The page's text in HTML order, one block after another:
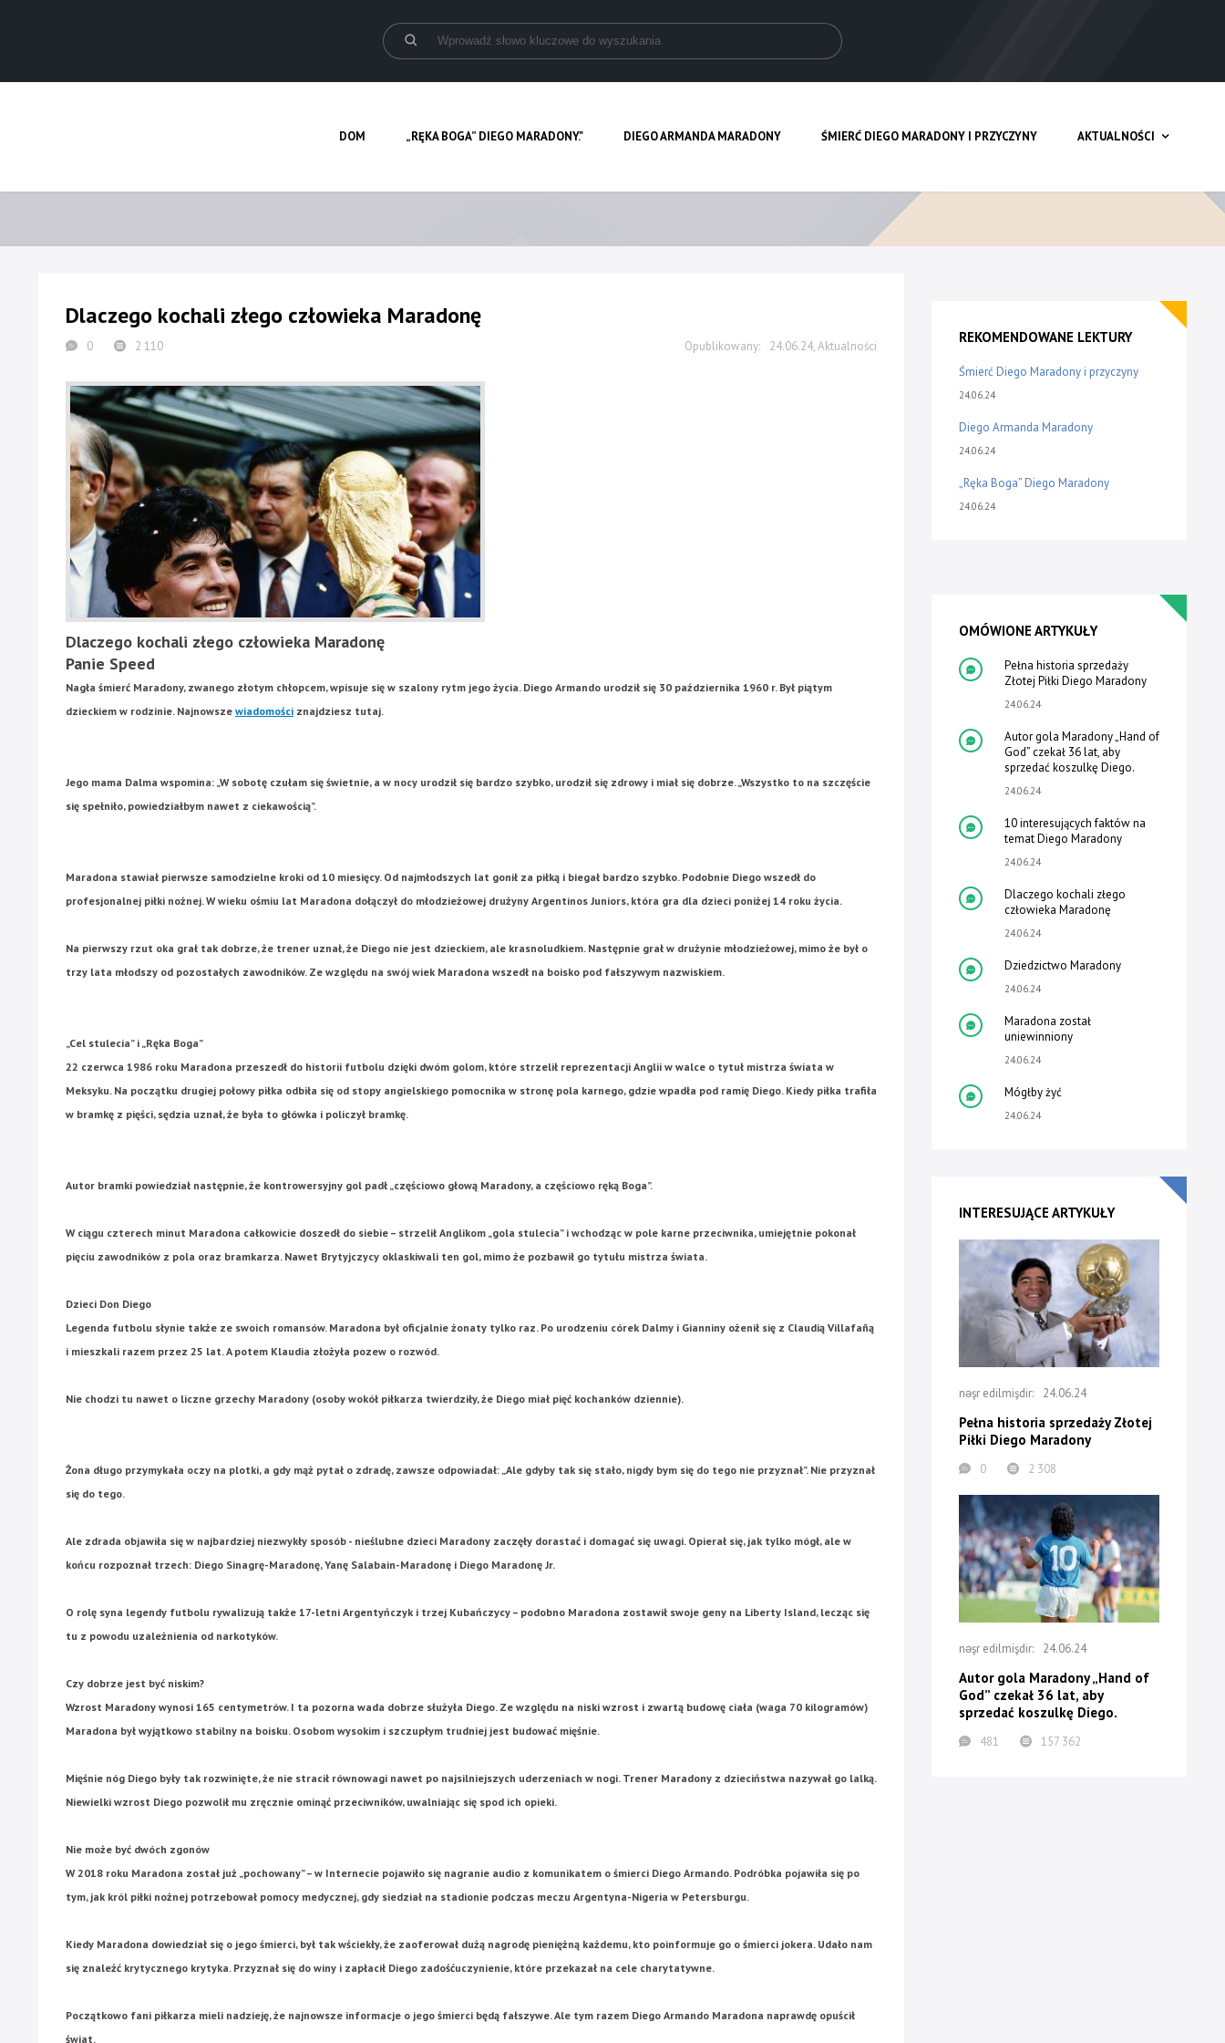
DOM „RĘKA BOGA” DIEGO MARADONY." DIEGO ARMANDA MARADONY ŚMIERĆ DIEGO MARADONY I PRZYCZYNY AKTUALNOŚCI
Dlaczego kochali złego człowieka Maradonę
24.06.24,Aktualności
0 2 110
Dlaczego kochali złego człowieka Maradonę
Panie Speed
Nagła śmierć Maradony, zwanego złotym chłopcem, wpisuje się w szalony rytm jego życia. Diego Armando urodził się 30 października 1960 r. Był piątym
dzieckiem w rodzinie. Najnowsze wiadomości znajdziesz tutaj.
Jego mama Dalma wspomina: „W sobotę czułam się świetnie, a w nocy urodził się bardzo szybko, urodził się zdrowy i miał się dobrze. „Wszystko to na szczęście
się spełniło, powiedziałbym nawet z ciekawością”.
Maradona stawiał pierwsze samodzielne kroki od 10 miesięcy. Od najmłodszych lat gonił za piłką i biegał bardzo szybko. Podobnie Diego wszedł do
profesjonalnej piłki nożnej. W wieku ośmiu lat Maradona dołączył do młodzieżowej drużyny Argentinos Juniors, która gra dla dzieci poniżej 14 roku życia.
Na pierwszy rzut oka grał tak dobrze, że trener uznał, że Diego nie jest dzieckiem, ale krasnoludkiem. Następnie grał w drużynie młodzieżowej, mimo że był o
trzy lata młodszy od pozostałych zawodników. Ze względu na swój wiek Maradona wszedł na boisko pod fałszywym nazwiskiem.
„Cel stulecia” i „Ręka Boga”
22 czerwca 1986 roku Maradona przeszedł do historii futbolu dzięki dwóm golom, które strzelił reprezentacji Anglii w walce o tytuł mistrza świata w
Meksyku. Na początku drugiej połowy piłka odbiła się od stopy angielskiego pomocnika w stronę pola karnego, gdzie wpadła pod ramię Diego. Kiedy piłka trafiła
w bramkę z pięści, sędzia uznał, że była to główka i policzył bramkę.
Autor bramki powiedział następnie, że kontrowersyjny gol padł „częściowo głową Maradony, a częściowo ręką Boga”.
W ciągu czterech minut Maradona całkowicie doszedł do siebie – strzelił Anglikom „gola stulecia” i wchodząc w pole karne przeciwnika, umiejętnie pokonał
pięciu zawodników z pola oraz bramkarza. Nawet Brytyjczycy oklaskiwali ten gol, mimo że pozbawił go tytułu mistrza świata.
Dzieci Don Diego
Legenda futbolu słynie także ze swoich romansów. Maradona był oficjalnie żonaty tylko raz. Po urodzeniu córek Dalmy i Gianniny ożenił się z Claudią Villafañą
i mieszkali razem przez 25 lat. A potem Klaudia złożyła pozew o rozwód.
Nie chodzi tu nawet o liczne grzechy Maradony (osoby wokół piłkarza twierdziły, że Diego miał pięć kochanków dziennie).
Żona długo przymykała oczy na plotki, a gdy mąż pytał o zdradę, zawsze odpowiadał: „Ale gdyby tak się stało, nigdy bym się do tego nie przyznał”. Nie przyznał
się do tego.
Ale zdrada objawiła się w najbardziej niezwykły sposób - nieślubne dzieci Maradony zaczęły dorastać i domagać się uwagi. Opierał się, jak tylko mógł, ale w
końcu rozpoznał trzech: Diego Sinagrę-Maradonę, Yanę Salabain-Maradonę i Diego Maradonę Jr.
O rolę syna legendy futbolu rywalizują także 17-letni Argentyńczyk i trzej Kubańczycy – podobno Maradona zostawił swoje geny na Liberty Island, lecząc się
tu z powodu uzależnienia od narkotyków.
Czy dobrze jest być niskim?
Wzrost Maradony wynosi 165 centymetrów. I ta pozorna wada dobrze służyła Diego. Ze względu na niski wzrost i zwartą budowę ciała (waga 70 kilogramów)
Maradona był wyjątkowo stabilny na boisku. Osobom wysokim i szczupłym trudniej jest budować mięśnie.
Mięśnie nóg Diego były tak rozwinięte, że nie stracił równowagi nawet po najsilniejszych uderzeniach w nogi. Trener Maradony z dzieciństwa nazywał go lalką.
Niewielki wzrost Diego pozwolił mu zręcznie ominąć przeciwników, uwalniając się spod ich opieki.
Nie może być dwóch zgonów
W 2018 roku Maradona został już „pochowany” – w Internecie pojawiło się nagranie audio z komunikatem o śmierci Diego Armando. Podróbka pojawiła się po
tym, jak król piłki nożnej potrzebował pomocy medycznej, gdy siedział na stadionie podczas meczu Argentyna-Nigeria w Petersburgu.
Kiedy Maradona dowiedział się o jego śmierci, był tak wściekły, że zaoferował dużą nagrodę pieniężną każdemu, kto poinformuje go o śmierci jokera. Udało nam
się znaleźć krytycznego krytyka. Przyznał się do winy i zapłacił Diego zadośćuczynienie, które przekazał na cele charytatywne.
Początkowo fani piłkarza mieli nadzieję, że najnowsze informacje o jego śmierci będą fałszywe. Ale tym razem Diego Armando Maradona naprawdę opuścił
świat.
REKOMENDOWANE LEKTURY
Śmierć Diego Maradony i przyczyny
24.06.24
Diego Armanda Maradony
24.06.24
„Ręka Boga” Diego Maradony
24.06.24
OMÓWIONE ARTYKUŁY
Pełna historia sprzedaży
Złotej Piłki Diego Maradony
24.06.24
Autor gola Maradony „Hand of
God” czekał 36 lat, aby
sprzedać koszulkę Diego.
24.06.24
10 interesujących faktów na
temat Diego Maradony
24.06.24
Dlaczego kochali złego
człowieka Maradonę
24.06.24
Dziedzictwo Maradony
24.06.24
Maradona został
uniewinniony
24.06.24
Mógłby żyć
24.06.24
INTERESUJĄCE ARTYKUŁY
24.06.24
Pełna historia sprzedaży Złotej
Piłki Diego Maradony
0 2 308
24.06.24
Autor gola Maradony „Hand of
God” czekał 36 lat, aby
sprzedać koszulkę Diego.
481 157 362